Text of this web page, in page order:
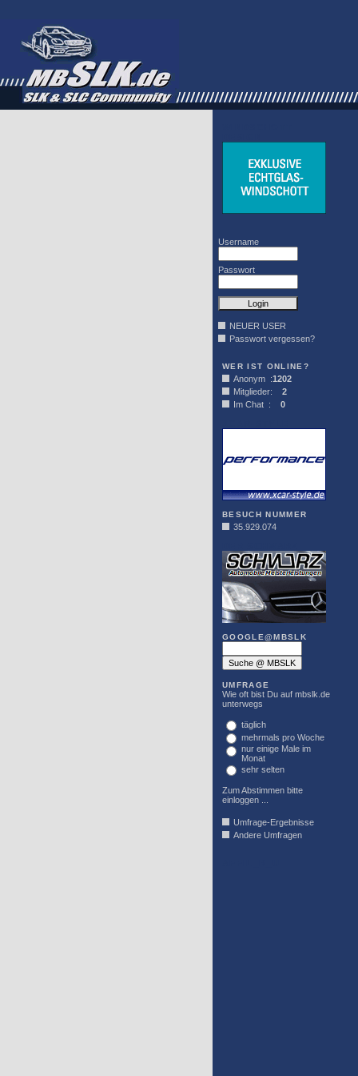
Username
Passwort
NEUER USER
Passwort vergessen?
WER IST ONLINE?
Anonym :1202
Mitglieder: 2
Im Chat : 0
BESUCH NUMMER
35.929.074
GOOGLE@MBSLK
UMFRAGE
Wie oft bist Du auf mbslk.de
unterwegs
täglich
mehrmals pro Woche
nur einige Male im
Monat
sehr selten
Zum Abstimmen bitte
einloggen ...
Umfrage-Ergebnisse
Andere Umfragen